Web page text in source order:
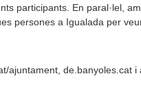
participants. En paral·lel,
persones a Igualada per
ajuntament, de.banyoles.cat